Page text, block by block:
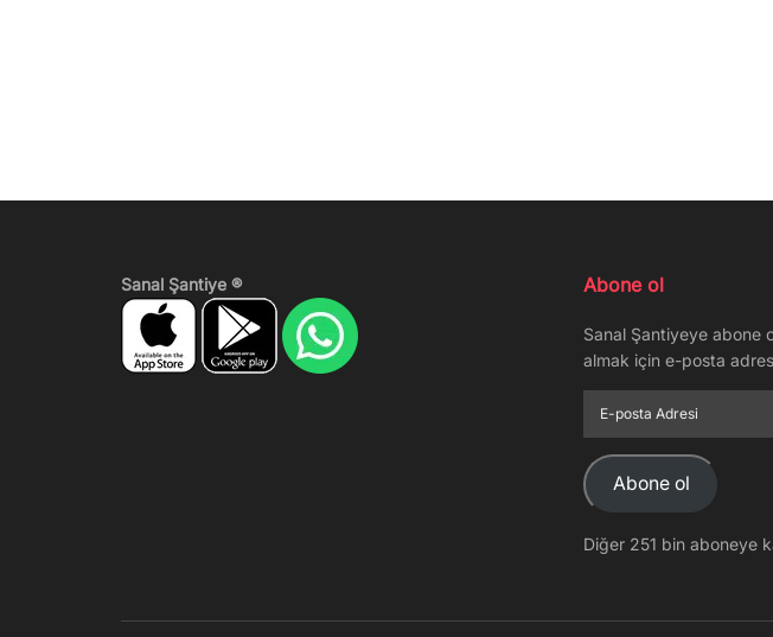
Sanal Şantiye ® Abone ol
Sanal Şantiyeye abone
almak için e-posta
posta
Adresi
Abone ol
Diğer 251 bin aboneye